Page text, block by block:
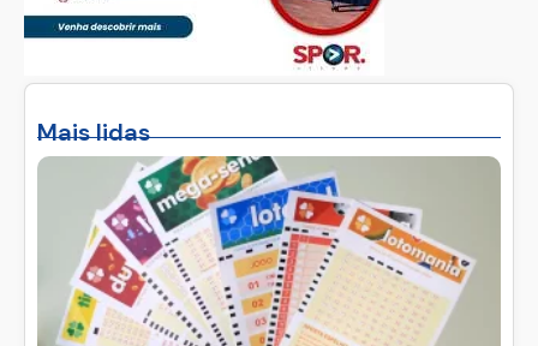
Mais lidas